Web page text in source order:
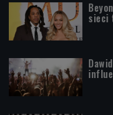
sieci